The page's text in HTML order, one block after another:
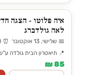
איה פלוטו - הצגה
לאה גולדברג
📅 שלישי, 13 אוקטובר ⏰ 17:30
📍 תיאטרון הבית גולדה ע"ש
85 ₪